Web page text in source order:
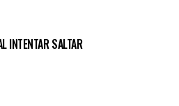
INTENTAR SALTAR